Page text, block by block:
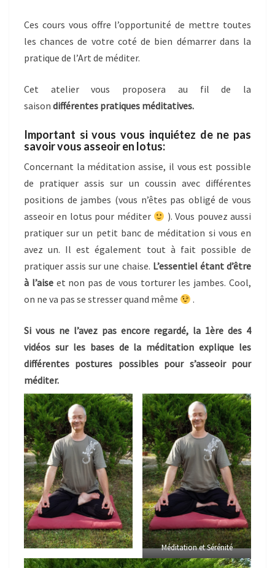
Ces cours vous offre l’opportunité de mettre toutes
les chances de votre coté de bien démarrer dans la
pratique de l’Art de méditer.
Cet atelier vous proposera au fil de la
saison différentes pratiques méditatives.
Important si vous vous inquiétez de ne pas
savoir vous asseoir en lotus:
Concernant la méditation assise, il vous est possible
de pratiquer assis sur un coussin avec différentes
positions de jambes (vous n’êtes pas obligé de vous
asseoir en lotus pour méditer
). Vous pouvez aussi
pratiquer sur un petit banc de méditation si vous en
avez un. Il est également tout à fait possible de
pratiquer assis sur une chaise. L’essentiel étant d’être
à l’aiseet non pas de vous torturer les jambes. Cool,
on ne va pas se stresser quand même
.
Si vous ne l’avez pas encore regardé, la 1ère des 4
vidéos sur les bases de la méditation explique les
différentes postures possibles pour s’asseoir pour
méditer.
Méditation et Sérénité